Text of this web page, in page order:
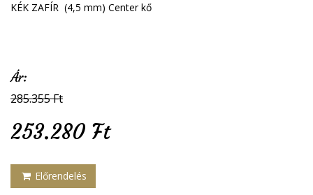
KÉK ZAFÍR (4,5 mm) Center kő
Ár:
285.355 Ft
253.280 Ft
Előrendelés